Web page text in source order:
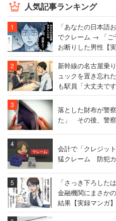
人気記事ランキング
「あなたの日本語
でクレーム → 「ご
お断りした男性【
新幹線の名古屋乗
ュックを置き忘れ
も駅員「大丈夫です
落とした財布が警
た」 その後、警
会計で「クレジッ
猛クレーム 防犯
「さっき下ろした
金融機関にまさか
結果【実録マンガ】